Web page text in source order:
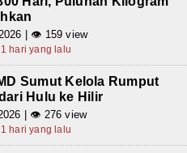
| 👁 159 view
hari yang lalu
Sumut Kelola Rumput
Hulu ke Hilir
| 👁 276 view
hari yang lalu